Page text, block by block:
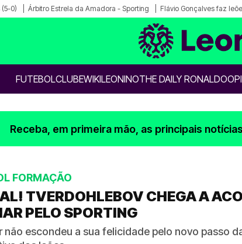
0) Árbitro Estrela da Amadora - Sporting Flávio Gonçalves faz
FUTEBOLCLUBEWIKILEONINOTHE DAILY RONALDO
Receba, em primeira mão, as principais
FORMAÇÃO
TVERDOHLEBOV CHEGA A
PELO SPORTING
não escondeu a sua felicidade pelo novo passo